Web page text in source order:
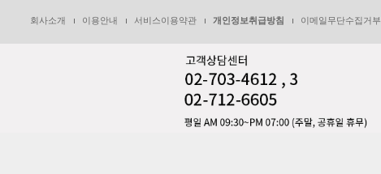
회사소개 이용안내 서비스이용약관 개인정보취급방침 이메일무단수집거부